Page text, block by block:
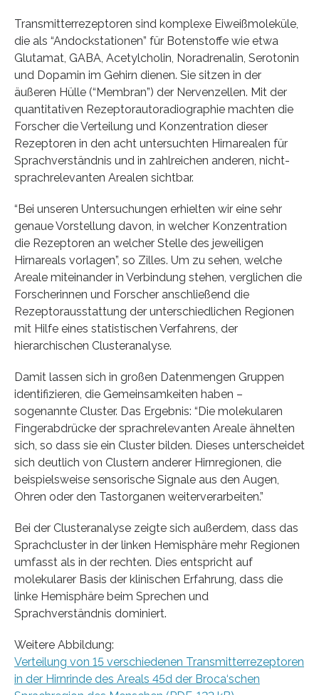
Transmitterrezeptoren sind komplexe Eiweißmoleküle,
die als “Andockstationen” für Botenstoffe wie etwa
Glutamat, GABA, Acetylcholin, Noradrenalin, Serotonin
und Dopamin im Gehirn dienen. Sie sitzen in der
äußeren Hülle (“Membran”) der Nervenzellen. Mit der
quantitativen Rezeptorautoradiographie machten die
Forscher die Verteilung und Konzentration dieser
Rezeptoren in den acht untersuchten Hirnarealen für
Sprachverständnis und in zahlreichen anderen, nicht-
sprachrelevanten Arealen sichtbar.
“Bei unseren Untersuchungen erhielten wir eine sehr
genaue Vorstellung davon, in welcher Konzentration
die Rezeptoren an welcher Stelle des jeweiligen
Hirnareals vorlagen”, so Zilles. Um zu sehen, welche
Areale miteinander in Verbindung stehen, verglichen die
Forscherinnen und Forscher anschließend die
Rezeptorausstattung der unterschiedlichen Regionen
mit Hilfe eines statistischen Verfahrens, der
hierarchischen Clusteranalyse.
Damit lassen sich in großen Datenmengen Gruppen
identifizieren, die Gemeinsamkeiten haben –
sogenannte Cluster. Das Ergebnis: “Die molekularen
Fingerabdrücke der sprachrelevanten Areale ähnelten
sich, so dass sie ein Cluster bilden. Dieses unterscheidet
sich deutlich von Clustern anderer Hirnregionen, die
beispielsweise sensorische Signale aus den Augen,
Ohren oder den Tastorganen weiterverarbeiten.”
Bei der Clusteranalyse zeigte sich außerdem, dass das
Sprachcluster in der linken Hemisphäre mehr Regionen
umfasst als in der rechten. Dies entspricht auf
molekularer Basis der klinischen Erfahrung, dass die
linke Hemisphäre beim Sprechen und
Sprachverständnis dominiert.
Weitere Abbildung:
Verteilung von 15 verschiedenen Transmitterrezeptoren
in der Hirnrinde des Areals 45d der Broca‘schen